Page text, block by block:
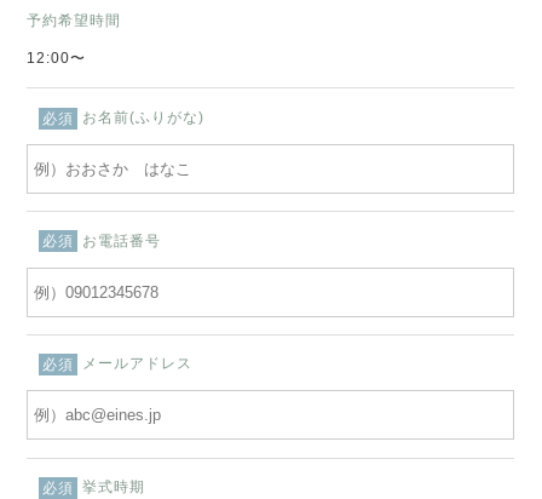
予約希望時間
12:00〜
必須 お名前(ふりがな)
必須 お電話番号
必須 メールアドレス
必須 挙式時期